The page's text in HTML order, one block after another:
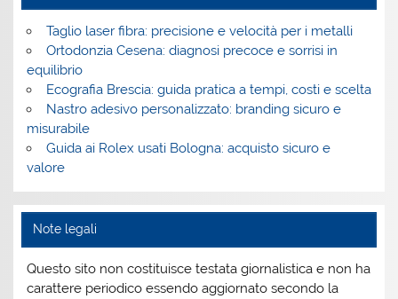
Taglio laser fibra: precisione e velocità per i metalli
Ortodonzia Cesena: diagnosi precoce e sorrisi in
equilibrio
Ecografia Brescia: guida pratica a tempi, costi e scelta
Nastro adesivo personalizzato: branding sicuro e
misurabile
Guida ai Rolex usati Bologna: acquisto sicuro e
valore
Note legali
Questo sito non costituisce testata giornalistica e non ha
carattere periodico essendo aggiornato secondo la